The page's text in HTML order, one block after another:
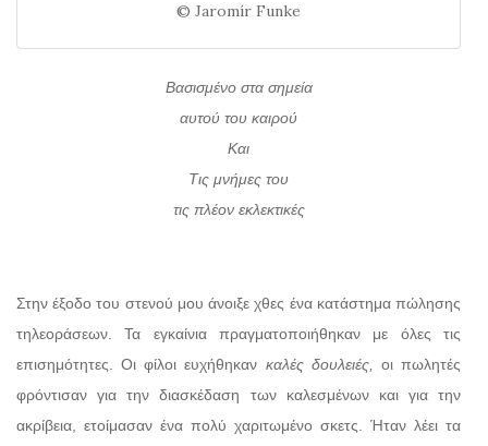
© Jaromír Funke
Βασισμένο στα σημεία
αυτού του καιρού
Και
Τις μνήμες του
τις πλέον εκλεκτικές
Στην έξοδο του στενού μου άνοιξε χθες ένα κατάστημα πώλησης
τηλεοράσεων. Τα εγκαίνια πραγματοποιήθηκαν με όλες τις
επισημότητες. Οι φίλοι ευχήθηκαν καλές δουλειές, οι πωλητές
φρόντισαν για την διασκέδαση των καλεσμένων και για την
ακρίβεια, ετοίμασαν ένα πολύ χαριτωμένο σκετς. Ήταν λέει τα